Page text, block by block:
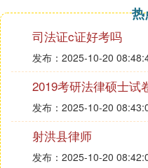
1銆佹湭鎸夌収鍔冲姩
濇姢鎴栬呭姵鍔ㄦ潯浠剁
2銆佹湭鍙婃椂瓒抽濇
3銆佹湭渚濇硶涓哄姵
鐨勶紱
4銆佺敤浜哄崟浣嶇殑
佹硶瑙勭殑瑙勫畾锛屾
5銆佸洜浠ユ鸿瘓銆佽
箣鍗憋紝浣垮规柟鍦ㄨ
热
司法证c证好考吗
发布：2025-10-20
2019考研法律硕士试
发布：2025-10-20
射洪县律师
发布：2025-10-20